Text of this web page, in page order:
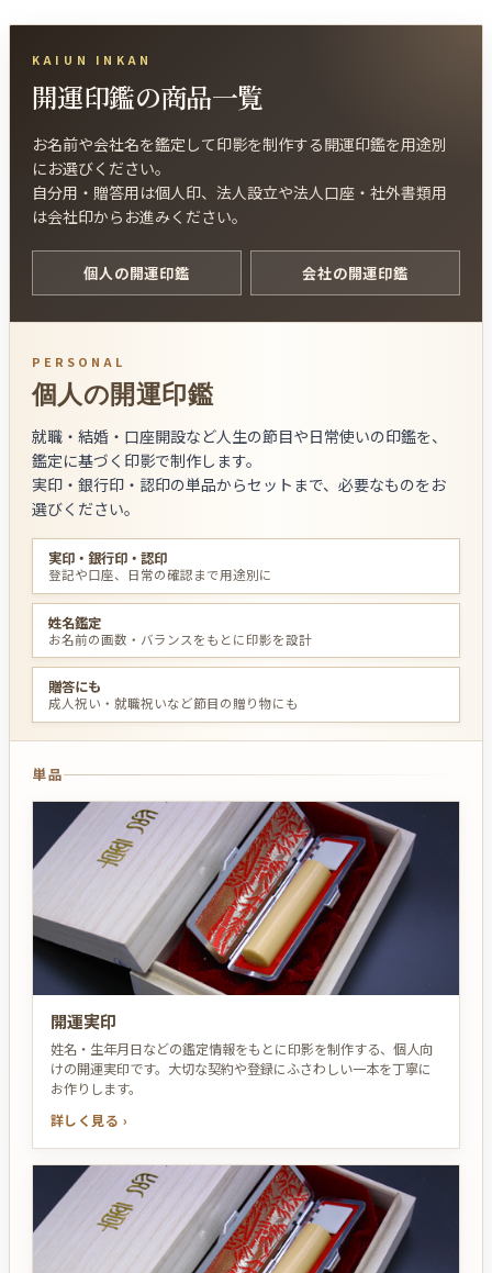
KAIUN INKAN
開運印鑑の商品一覧
お名前や会社名を鑑定して印影を制作する開運印鑑を用途別
にお選びください。
自分用・贈答用は個人印、法人設立や法人口座・社外書類用
は会社印からお進みください。
個人の開運印鑑 会社の開運印鑑
PERSONAL
個人の開運印鑑
就職・結婚・口座開設など人生の節目や日常使いの印鑑を、
鑑定に基づく印影で制作します。
実印・銀行印・認印の単品からセットまで、必要なものをお
選びください。
実印・銀行印・認印
登記や口座、日常の確認まで用途別に
姓名鑑定
お名前の画数・バランスをもとに印影を設計
贈答にも
成人祝い・就職祝いなど節目の贈り物にも
単品
開運実印
姓名・生年月日などの鑑定情報をもとに印影を制作する、個人向
けの開運実印です。大切な契約や登録にふさわしい一本を丁寧に
お作りします。
詳しく見る ›